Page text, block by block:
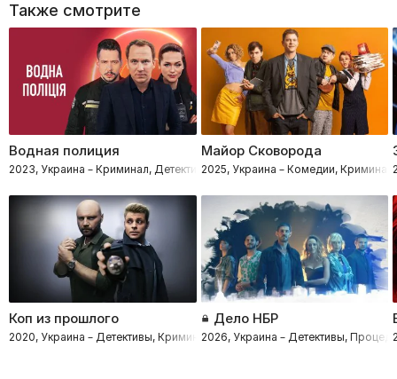
Также смотрите
Водная полиция
2023, Украина – Криминал, Детективы, Комедии, Процедуралы
Майор Сковорода
2025, Украина – Комедии,
Коп из прошлого
2020, Украина – Детективы, Криминал, Комедии, Боевики, Процедуралы
Дело НБР
2026, Украина – Детективы,